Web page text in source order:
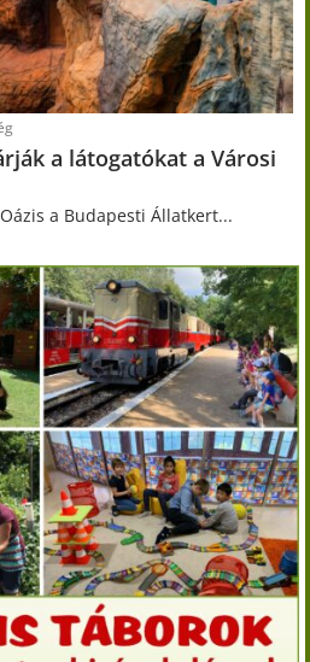
a látogatókat a Városi
a Budapesti Állatkert...